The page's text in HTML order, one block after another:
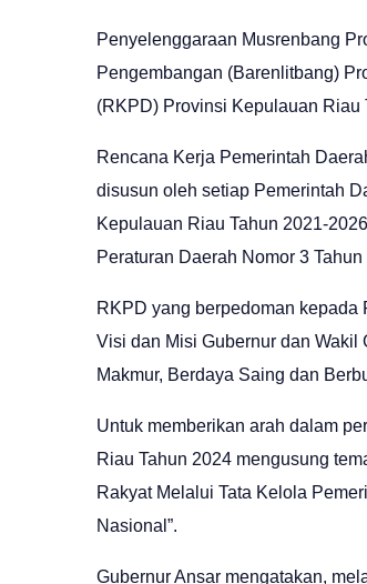
Penyelenggaraan Musrenbang
Pengembangan (Barenlitbang)
(RKPD) Provinsi Kepulauan Riau
Rencana Kerja Pemerintah
disusun oleh setiap Pemerintah
Kepulauan Riau Tahun 2021-
Peraturan Daerah Nomor 3 Tahun
RKPD yang berpedoman
Visi dan Misi Gubernur dan Wakil
Makmur, Berdaya Saing dan
Untuk memberikan arah dalam
Riau Tahun 2024 mengusung
Rakyat Melalui Tata Kelola
Nasional”.
Gubernur Ansar mengatakan,